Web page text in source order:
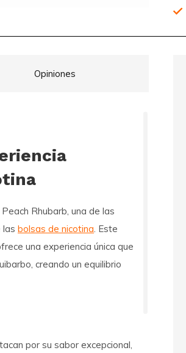
Opiniones
Peach Rhubarb , una de las
las bolsas de nicotina . Este
una experiencia única que
creando un equilibrio
por su sabor excepcional,